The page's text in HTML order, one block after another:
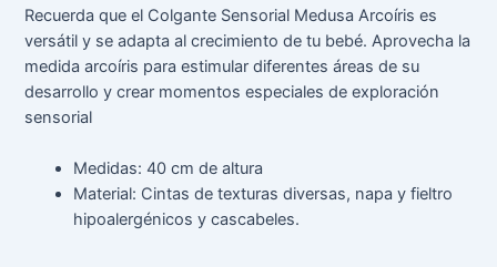
Recuerda que el Colgante Sensorial Medusa Arcoíris es
versátil y se adapta al crecimiento de tu bebé. Aprovecha la
medida arcoíris para estimular diferentes áreas de su
desarrollo y crear momentos especiales de exploración
sensorial
Medidas: 40 cm de altura
Material: Cintas de texturas diversas, napa y fieltro
hipoalergénicos y cascabeles.